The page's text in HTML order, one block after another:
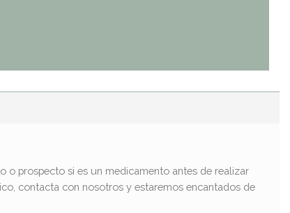
prospecto si es un medicamento antes de realizar
contacta con nosotros y estaremos encantados de